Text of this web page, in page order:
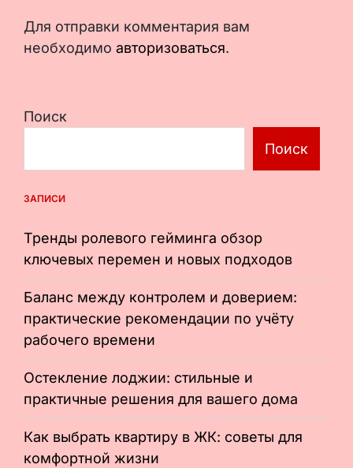
Для отправки комментария вам
необходимо авторизоваться.
Поиск
Поиск
ЗАПИСИ
Тренды ролевого гейминга обзор
ключевых перемен и новых подходов
Баланс между контролем и доверием:
практические рекомендации по учёту
рабочего времени
Остекление лоджии: стильные и
практичные решения для вашего дома
Как выбрать квартиру в ЖК: советы для
комфортной жизни